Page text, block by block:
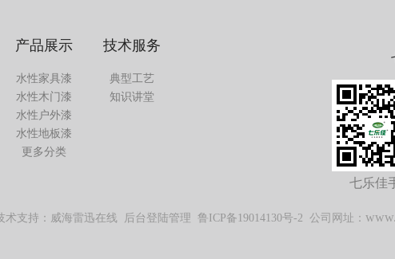
产品展示 技术服务
水性家具漆
水性木门漆
水性户外漆
水性地板漆
更多分类
典型工艺
知识讲堂
七乐佳
支持：威海雷迅在线 后台登陆管理 鲁ICP备19014130号-2 公司网址：